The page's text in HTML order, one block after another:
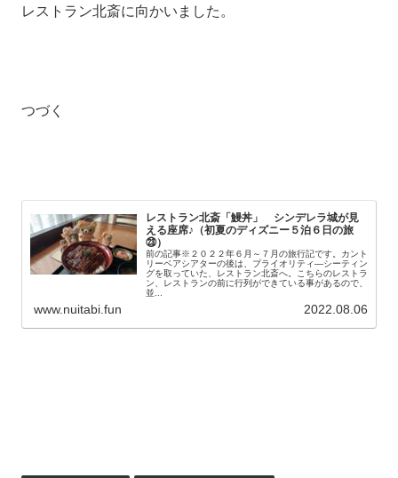
レストラン北斎に向かいました。
つづく
レストラン北斎「鰻丼」 シンデレラ城が見
える座席♪（初夏のディズニー５泊６日の旅
㉓）
前の記事※２０２２年６月～７月の旅行記です。カント
リーベアシアターの後は、プライオリティ―シーティン
グを取っていた、レストラン北斎へ。こちらのレストラ
ン、レストランの前に行列ができている事があるので、
並...
www.nuitabi.fun 2022.08.06